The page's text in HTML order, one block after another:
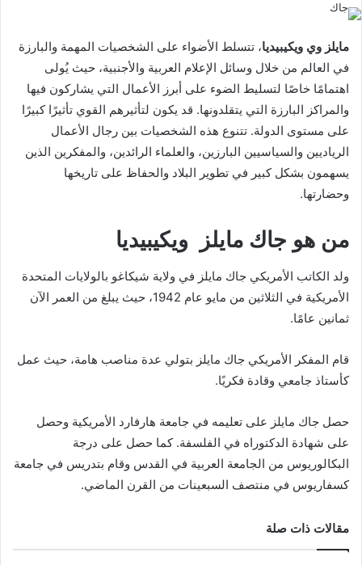
مايلز وي ويكيبيديا، تتسلط الأضواء على الشخصيات المهمة والبارزة
في العالم من خلال وسائل الإعلام العربية والأجنبية، حيث يُولى
اهتمامًا خاصًا لتسليط الضوء على أبرز الأعمال التي يشاركون فيها
والمراكز البارزة التي يتقلدونها. قد يكون لتأثيرهم القوي تأثيرًا كبيرًا
على مستوى الدولة. تتنوع هذه الشخصيات بين رجال الأعمال
الرياديين والسياسيين البارزين، والعلماء الرائدين، والمفكرين الذين
يسهمون بشكل كبير في تطوير البلاد والحفاظ على تاريخها
وحضارتها.
من هو جاك مايلز ويكيبيديا
ولد الكاتب الأمريكي جاك مايلز في ولاية شيكاغو بالولايات المتحدة
الأمريكية في الثلاثين من مايو عام 1942، حيث يبلغ من العمر الآن
ثمانين عامًا.
قام المفكر الأمريكي جاك مايلز بتولي عدة مناصب هامة، حيث عمل
كأستاذ جامعي وقادة فكريًا.
حصل جاك مايلز على تعليمه في جامعة هارفارد الأمريكية وحصل
على شهادة الدكتوراه في الفلسفة. كما حصل على درجة
البكالوريوس من الجامعة العربية في القدس وقام بتدريس في جامعة
كسفاريوس في منتصف السبعينات من القرن الماضي.
مقالات ذات صلة